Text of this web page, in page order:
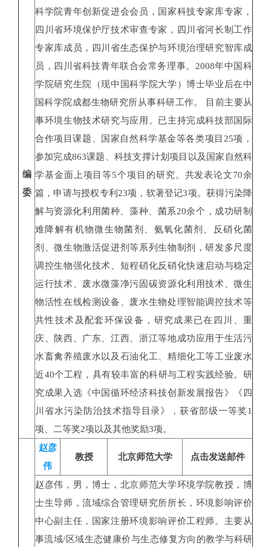
编
委
科学院青年创新促进会会员，国家科技专家库专家，
四川省环境保护厅技术审查专家，四川省河长制工作
专家库成员，四川省生态保护与环境治理研究智库成
员，四川省科技青年联合会常务理事。2008年中国科
学院研究生院（现中国科学院大学）博士毕业后在中
国科学院成都生物研究所从事科研工作。 目前主要从
事环境生物技术研究与应用。已主持完成科技部国际
合作项目课题、国家自然科学基金等各类项目25项，
参加完成863课题、科技支撑计划项目以及国家自然科
学基金面上项目等5个项目的研究。共发表论文70余
篇，申请与授权专利23项，软著登记3项。获得污染降
解与资源化利用菌种、藻种、菌系20余个，成功研制
难降解有机物微生物菌剂、氨氧化菌剂、反硝化菌
剂、微生物激活促进剂等系列生物制剂，研发多尺度
调控生物强化技术、短程硝化反硝化快速启动与稳定
运行技术、废水微藻净污固碳资源化利用技术、微生
物活性在线检测设备、废水生物处理智能调控技术等
共性技术及配套环保设备，研究成果已在四川、重
庆、陕西、广东、江西、浙江等地成功应用于生活污
水畜禽养殖废水以及石油化工、精细化工等工业废水
近40个工程，具有较丰富的科研与工程实践经验。研
究成果入选《中国循环经济科技创新发展报告》《四
川省水污染防治技术指导目录》，获省部级一等奖1
项、二等奖2项以及其他奖励3项。
赵彦
伟
教授 北京师范大学 点击发送邮件
赵彦伟，男，博士，北京师范大学环境学院教授，博
士生导师，流域综合管理研究所所长，环境影响评价
中心副主任，国家注册环境影响评价工程师。主要从
事流域/区域生态健康价与生态修复方向的教学与科研